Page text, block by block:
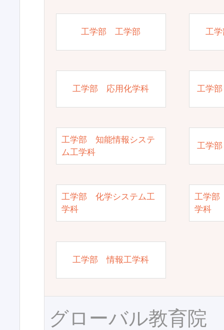
工学部 工学部 工
工学部 応用化学科 工学
工学部 知能情報システ
ム工学科
工学
工学部 化学システム工
学科
工学部
学科
工学部 情報工学科
グローバル教育院